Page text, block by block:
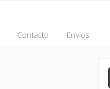
Contacto Envíos